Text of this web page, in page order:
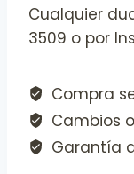
Cualquier
3509 o por
Compra
Cambios
Garantía